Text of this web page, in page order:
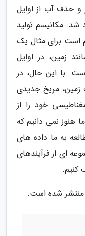
و حذف آب از اوایل
مکانیسم تولید
است برای مثال یک
زمین، در اوایل
با این حال، در
زمین، مریخ جدیدی
خود را از
هنوز نمی دانیم که
به ما داده های
ای از فرآیندهای
کنیم.